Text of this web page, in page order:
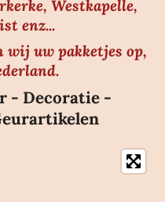
Westkapelle,
enz...
uw pakketjes op,
- Decoratie -